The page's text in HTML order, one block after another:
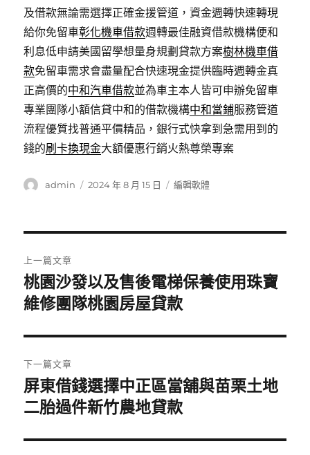
及借款無論需選擇正確金援管道，資金週轉快速轉現
給你免留車彰化機車借款週轉最佳融資借款機構便和
利息低申請美國留學想量身規劃貸款方案樹林機車借
款免留車需求會盡量配合快速現金提供臨時週轉金真
正高價的中和汽車借款並為車主本人皆可申辦免留車
專業團隊小額信貸中和的借款機構中和當鋪服務管道
流程優質找普通平價精品，銀行式快拿到急需用到的
錢的刷卡換現金大額優惠行銷火熱尊榮專案
作
admin
發
2024 年 8 月 15 日
分
編輯軟體
章
導
覽
上一篇文章
上
一
文
章:
桃園沙發以及售後電梯保養使用珠寶
維修團隊桃園房屋貸款
下一篇文章
下
一
文
屏東借錢選擇中正區當舖與苗栗土地
二胎過件新竹農地貸款